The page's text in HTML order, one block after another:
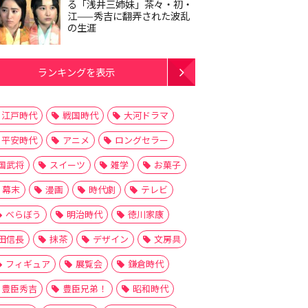
る「浅井三姉妹」茶々・初・
江——秀吉に翻弄された波乱
の生涯
ランキングを表示
江戸時代 戦国時代
大河ドラマ
平安時代
アニメ
ロングセラー
武将
スイーツ 雑学
お菓子
幕末
漫画 時代劇
テレビ
べらぼう
明治時代
徳川家康
信長
抹茶 デザイン
文房具
フィギュア
展覧会
鎌倉時代
豊臣秀吉
豊臣兄弟！
昭和時代